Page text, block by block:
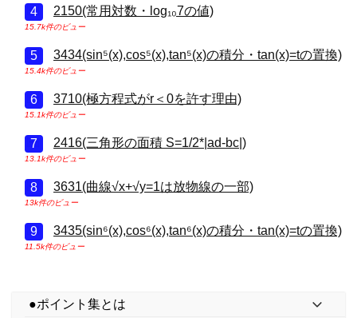
2150(常用対数・log₁₀7の値)
15.7k件のビュー
3434(sin⁵(x),cos⁵(x),tan⁵(x)の積分・tan(x)=tの置換)
15.4k件のビュー
3710(極方程式がr＜0を許す理由)
15.1k件のビュー
2416(三角形の面積 S=1/2*|ad-bc|)
13.1k件のビュー
3631(曲線√x+√y=1は放物線の一部)
13k件のビュー
3435(sin⁶(x),cos⁶(x),tan⁶(x)の積分・tan(x)=tの置換)
11.5k件のビュー
●ポイント集とは